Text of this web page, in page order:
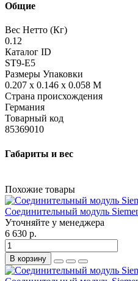
Общие
Вес Нетто (Кг)
0.12
Каталог ID
ST9-E5
Размеры Упаковки
0.207 x 0.146 x 0.058 M
Страна происхождения
Германия
Товарный код
85369010
Габариты и вес
Похожие товары
Соединительный модуль
Уточняйте у менеджера
6 630 р.
В корзину